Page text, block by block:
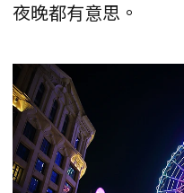
夜晚都有意思。